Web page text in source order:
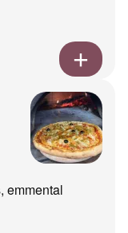
emmental